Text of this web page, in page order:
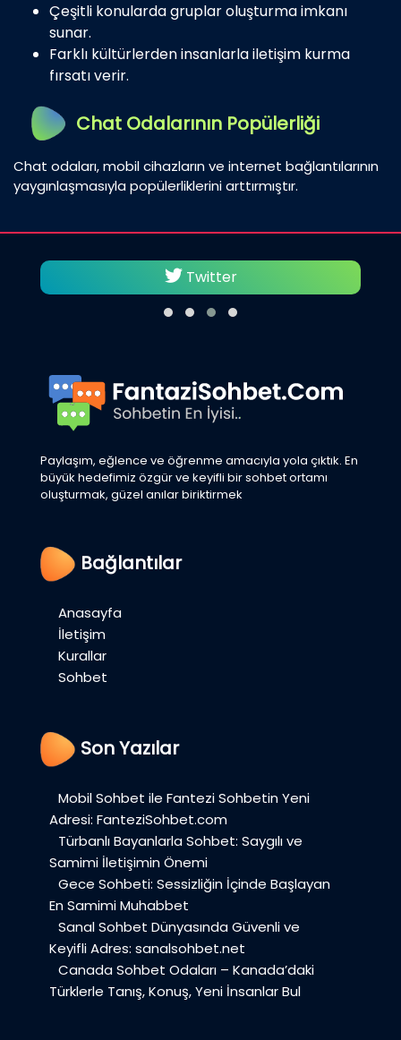
Çeşitli konularda gruplar oluşturma imkanı
sunar.
Farklı kültürlerden insanlarla iletişim kurma
fırsatı verir.
Chat Odalarının Popülerliği
Chat odaları, mobil cihazların ve internet bağlantılarının
yaygınlaşmasıyla popülerliklerini arttırmıştır.
Twitter
Paylaşım, eğlence ve öğrenme amacıyla yola çıktık. En
büyük hedefimiz özgür ve keyifli bir sohbet ortamı
oluşturmak, güzel anılar biriktirmek
Bağlantılar
Anasayfa
İletişim
Kurallar
Sohbet
Son Yazılar
Mobil Sohbet ile Fantezi Sohbetin Yeni
Adresi: FanteziSohbet.com
Türbanlı Bayanlarla Sohbet: Saygılı ve
Samimi İletişimin Önemi
Gece Sohbeti: Sessizliğin İçinde Başlayan
En Samimi Muhabbet
Sanal Sohbet Dünyasında Güvenli ve
Keyifli Adres: sanalsohbet.net
Canada Sohbet Odaları – Kanada’daki
Türklerle Tanış, Konuş, Yeni İnsanlar Bul